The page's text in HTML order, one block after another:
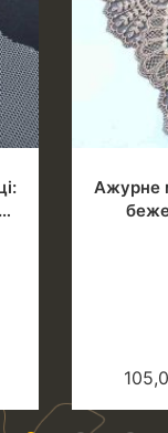
Ажурне